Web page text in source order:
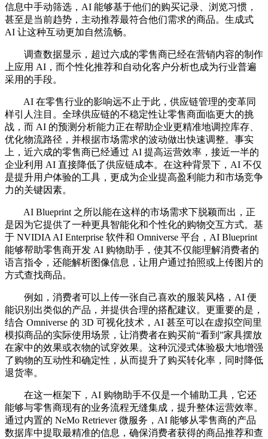
信息中手动筛选，AI 能够基于他们的购买记录、浏览习惯，
甚至是当前趋势，主动推荐最符合他们需求的商品。生成式
AI 让这种互动更加自然流畅。
调查数据显示，超过六成的零售商已经在营销内容的制作
上应用 AI，而个性化推荐和自动化客户分析也成为行业普遍
采用的手段。
AI 在零售行业的影响远不止于此，供应链管理的变革同
样引人注目。全球供应链的不稳定性让零售商面临更大的挑
战，而 AI 的预测分析能力正在帮助企业更精准地调控库存、
优化物流路径，并根据市场需求的波动做出快速调整。事实
上，近六成的零售商已经通过 AI 提高运营效率，接近一半的
企业利用 AI 直接降低了供应链成本。在这种背景下，AI 不仅
是提升用户体验的工具，更成为企业提高盈利能力和市场竞争
力的关键因素。
AI Blueprint 之所以能在这样的市场需求下脱颖而出，正
是因为它提供了一种更具智能化和个性化的购物交互方式。基
于 NVIDIA AI Enterprise 软件和 Omniverse 平台，AI Blueprint
能够帮助零售商开发 AI 购物助手，使其不仅能理解消费者的
语言指令，还能解析图像信息，让用户通过拍照或上传图片的
方式查找商品。
例如，消费者可以上传一张自己喜欢的服装风格，AI 便
能识别出类似的产品，并提供合理的搭配建议。更重要的是，
结合 Omniverse 的 3D 可视化技术，AI 甚至可以在虚拟空间里
模拟商品的实际使用场景，让消费者在购买前“看到”家具摆放
在家中的效果或衣物的试穿效果。这种沉浸式体验极大地增强
了购物的互动性和确定性，从而提升了购买转化率，同时降低
退货率。
在这一框架下，AI 购物助手不仅是一个辅助工具，它还
能够与零售商现有的业务流程无缝集成，提升整体运营效率。
通过内置的 NeMo Retriever 微服务，AI 能够从零售商的产品
数据库中提取最精准的信息，确保消费者获得的商品推荐和查